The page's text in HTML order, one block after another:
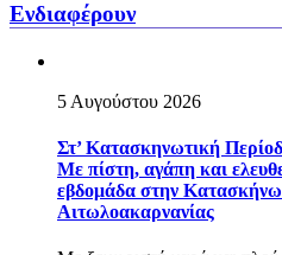
Ενδιαφέρουν
5 Αυγούστου 2026
Στ’ Κατασκηνωτική
Με πίστη, αγάπη και
εβδομάδα στην
Αιτωλοακαρνανίας